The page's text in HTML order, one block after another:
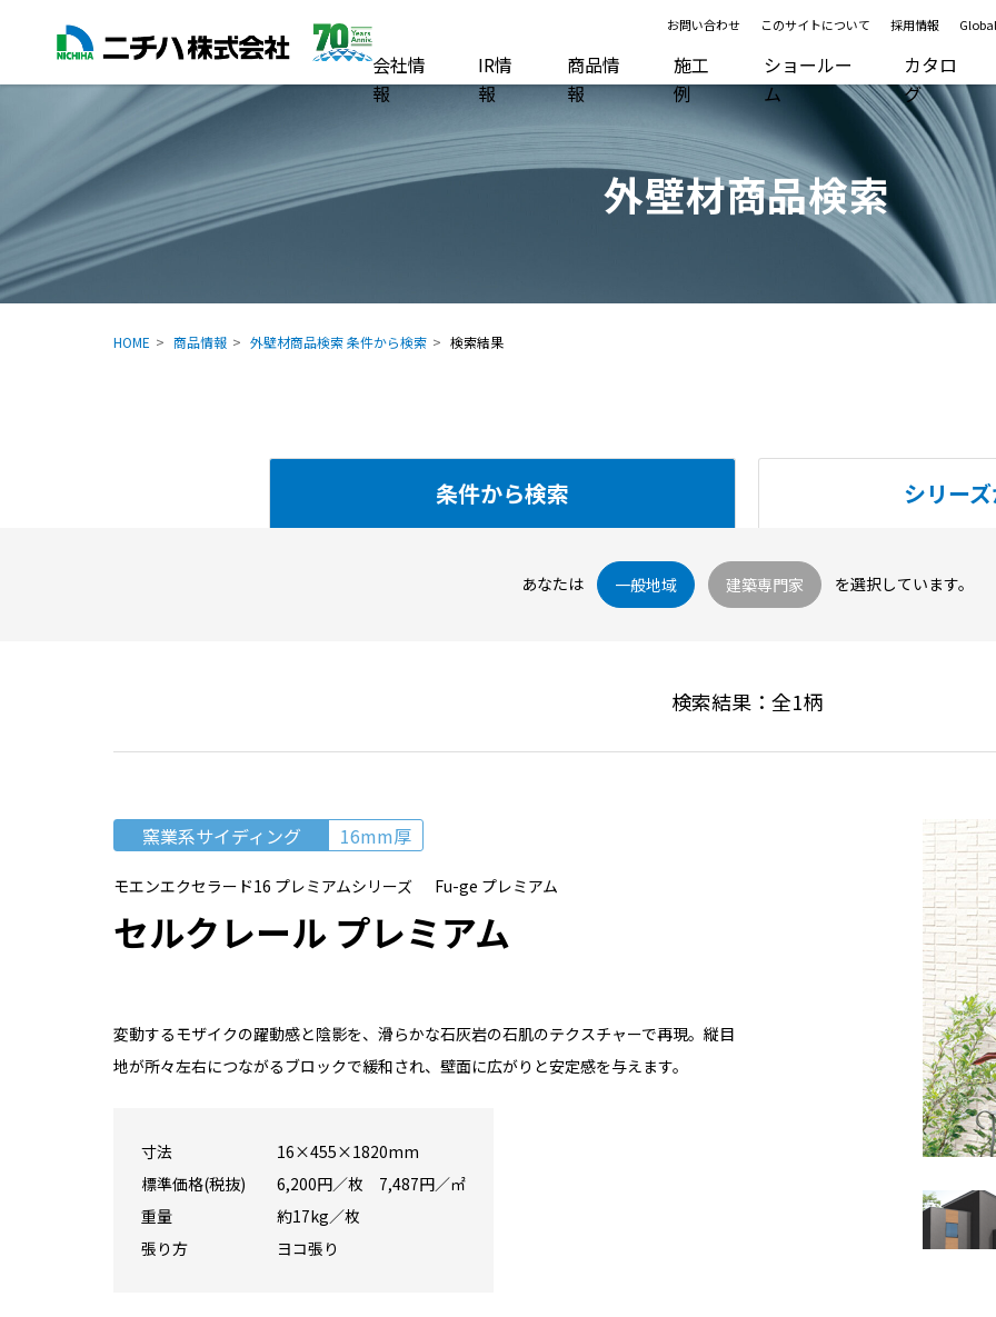
お問い合わせ このサイトについて 採用情報
会社情
報
IR情
報
商品情
報
施工
例
ショールー
ム
カタロ
グ
外壁材商品検索
HOME 商品情報 外壁材商品検索 条件から検索 検索結果
条件から検索 シリー
あなたは 一般地域 建築専門家 を選択しています。
検索結果：全1柄
窯業系サイディング 16mm厚
モエンエクセラード16 プレミアムシリーズ Fu-ge プレミアム
セルクレール プレミアム
変動するモザイクの躍動感と陰影を、滑らかな石灰岩の石肌のテクスチャーで再現。縦目
地が所々左右につながるブロックで緩和され、壁面に広がりと安定感を与えます。
寸法
16×455×1820mm
標準価格(税抜)
6,200円／枚 7,487円／㎡
重量
約17kg／枚
張り方
ヨコ張り